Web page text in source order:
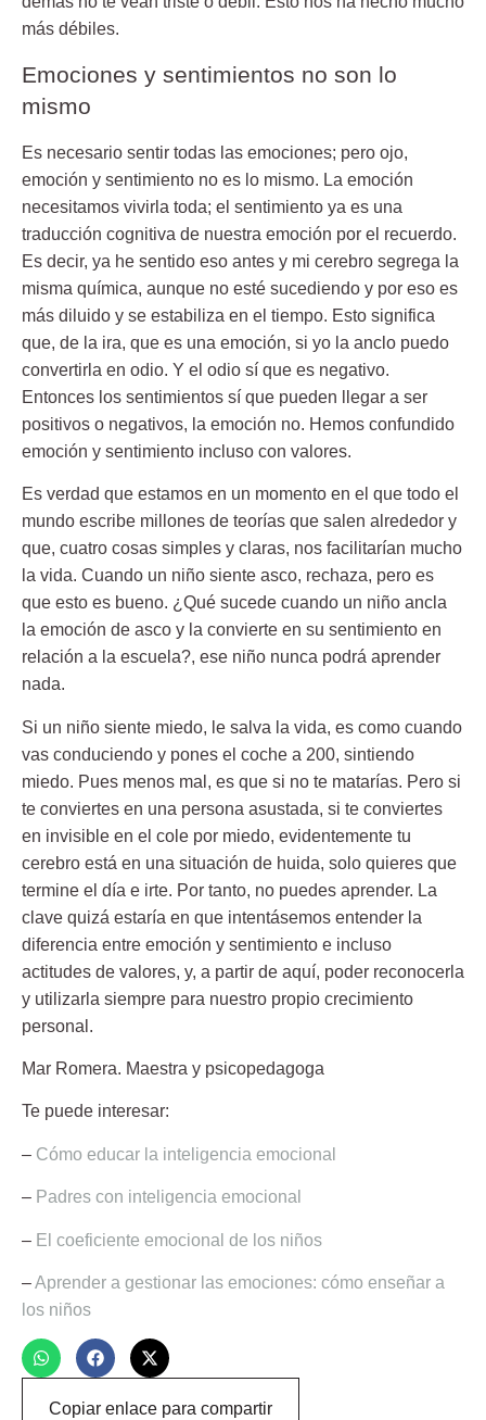
más débiles.
Emociones y sentimientos no son lo
mismo
Es necesario sentir todas las emociones; pero ojo,
emoción y sentimiento no es lo mismo. La emoción
necesitamos vivirla toda; el sentimiento ya es una
traducción cognitiva de nuestra emoción por el recuerdo.
Es decir, ya he sentido eso antes y mi cerebro segrega la
misma química, aunque no esté sucediendo y por eso es
más diluido y se estabiliza en el tiempo. Esto significa
que, de la ira, que es una emoción, si yo la anclo puedo
convertirla en odio. Y el odio sí que es negativo.
Entonces los sentimientos sí que pueden llegar a ser
positivos o negativos, la emoción no. Hemos confundido
emoción y sentimiento incluso con valores.
Es verdad que estamos en un momento en el que todo el
mundo escribe millones de teorías que salen alrededor y
que, cuatro cosas simples y claras, nos facilitarían mucho
la vida. Cuando un niño siente asco, rechaza, pero es
que esto es bueno. ¿Qué sucede cuando un niño ancla
la emoción de asco y la convierte en su sentimiento en
relación a la escuela?, ese niño nunca podrá aprender
nada.
Si un niño siente miedo, le salva la vida, es como cuando
vas conduciendo y pones el coche a 200, sintiendo
miedo. Pues menos mal, es que si no te matarías. Pero si
te conviertes en una persona asustada, si te conviertes
en invisible en el cole por miedo, evidentemente tu
cerebro está en una situación de huida, solo quieres que
termine el día e irte. Por tanto, no puedes aprender. La
clave quizá estaría en que intentásemos entender la
diferencia entre emoción y sentimiento e incluso
actitudes de valores, y, a partir de aquí, poder reconocerla
y utilizarla siempre para nuestro propio crecimiento
personal.
Mar Romera. Maestra y psicopedagoga
Te puede interesar:
– Cómo educar la inteligencia emocional
– Padres con inteligencia emocional
– El coeficiente emocional de los niños
–Aprender a gestionar las emociones: cómo enseñar a
los niños
Copiar enlace para compartir